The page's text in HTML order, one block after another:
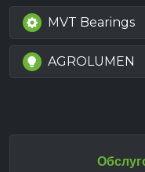
MVT Bearings
AGROLUMEN